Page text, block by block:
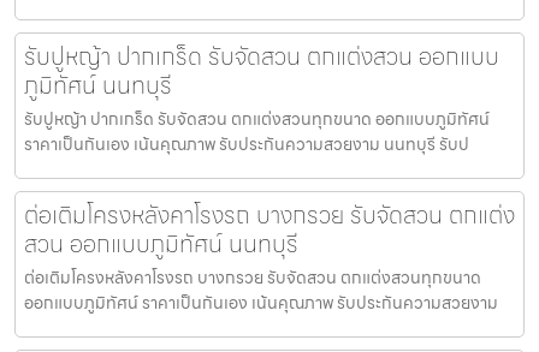
รับปูหญ้า ปากเกร็ด รับจัดสวน ตกแต่งสวน ออกแบบ
ภูมิทัศน์ นนทบุรี
รับปูหญ้า ปากเกร็ด รับจัดสวน ตกแต่งสวนทุกขนาด ออกแบบภูมิทัศน์
ราคาเป็นกันเอง เน้นคุณภาพ รับประกันความสวยงาม นนทบุรี รับป
ต่อเติมโครงหลังคาโรงรถ บางกรวย รับจัดสวน ตกแต่ง
สวน ออกแบบภูมิทัศน์ นนทบุรี
ต่อเติมโครงหลังคาโรงรถ บางกรวย รับจัดสวน ตกแต่งสวนทุกขนาด
ออกแบบภูมิทัศน์ ราคาเป็นกันเอง เน้นคุณภาพ รับประกันความสวยงาม